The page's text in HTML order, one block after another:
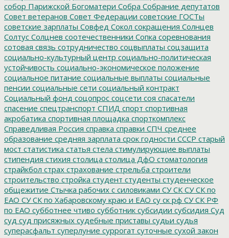
собор Парижской Богоматери Собра Собрание депутатов
Совет ветеранов Совет Федерации советские ГОСТы
советские зарплаты Совфед Сокол сокращения Солнцев
Солтус Солцнев соотечественники Сопка соревнования
сотовая связь сотрудничество соцвыплаты соцзащита
социально-культурный центр социально-политическая
устойчивость социально-экономическое положение
социальное питание социальные выплаты социальные
пенсии социальные сети социальный контракт
Социальный фонд соцопрос соцсети соя спасатели
спасение спецтранспорт СПИД спорт спортивная
акробатика спортивная площадка спорткомплекс
Справедливая Россия справка справки СПЧ среднее
образование средняя зарплата срок годности СССР старый
мост статистика статья стела стимулирующие выплаты
стипендия стихия столица столица ДфО стоматология
страйкбол страх страхование стрельба строители
строительство стройка студент студенты студенческое
общежитие Стычка рабочих с силовиками СУ СК СУ СК по
ЕАО СУ СК по Хабаровскому краю и ЕАО су ск рф СУ СК РФ
по ЕАО субботнее чтиво субботник субсидии субсидия Суд
суд суд присяжных судебные приставы судьи судья
суперасфальт суперлуние суррогат суточные сухой закон